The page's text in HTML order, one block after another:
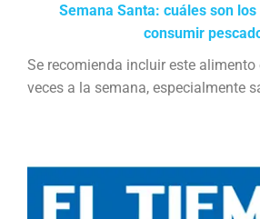
Semana Santa: cuáles son
consumir
Se recomienda incluir este alimento
veces a la semana, especialmente